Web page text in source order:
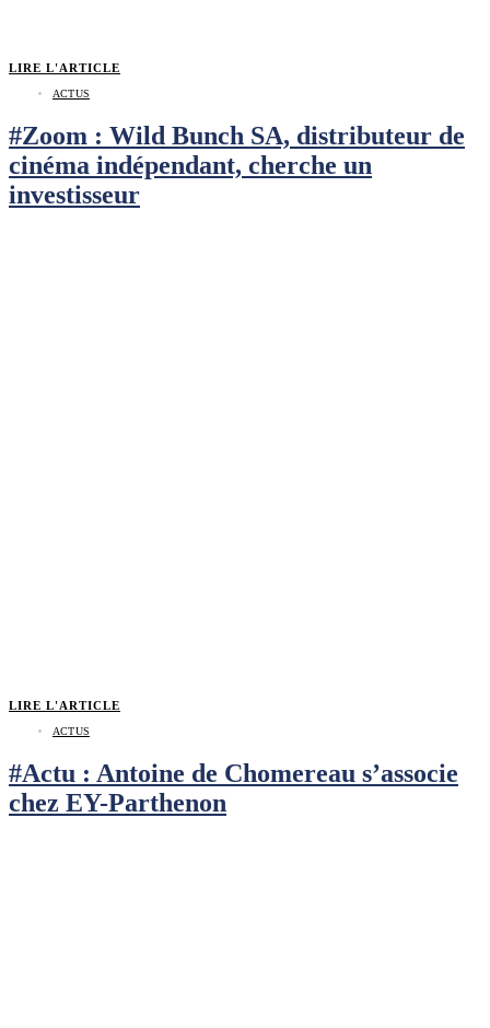
LIRE L'ARTICLE
ACTUS
#Zoom : Wild Bunch SA, distributeur de
cinéma indépendant, cherche un
investisseur
LIRE L'ARTICLE
ACTUS
#Actu : Antoine de Chomereau s’associe
chez EY-Parthenon